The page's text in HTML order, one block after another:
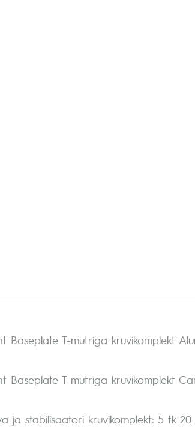
Baseplate T-mutriga kruvikomplekt
Baseplate T-mutriga kruvikomplekt
ja stabilisaatori kruvikomplekt: 5 tk